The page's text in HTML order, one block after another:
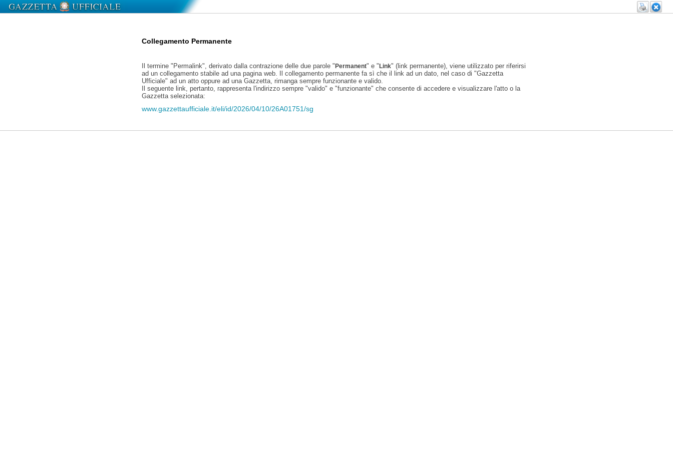
Collegamento Permanente
Il termine "Permalink", derivato dalla contrazione delle due parole "Permanent" e "Link" (link permanente), viene utilizzato per riferirsi
ad un collegamento stabile ad una pagina web. Il collegamento permanente fa sì che il link ad un dato, nel caso di "Gazzetta
Ufficiale" ad un atto oppure ad una Gazzetta, rimanga sempre funzionante e valido.
Il seguente link, pertanto, rappresenta l'indirizzo sempre "valido" e "funzionante" che consente di accedere e visualizzare l'atto o la
Gazzetta selezionata:
www.gazzettaufficiale.it/eli/id/2026/04/10/26A01751/sg